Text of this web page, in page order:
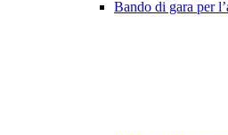
Bando di gara per